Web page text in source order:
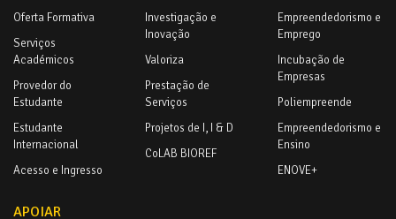
Oferta Formativa
Serviços
Académicos
Provedor do
Estudante
Estudante
Internacional
Acesso e Ingresso
Investigação e
Inovação
Valoriza
Prestação de
Serviços
Projetos de I, I & D
CoLAB BIOREF
Empreendedorismo e
Emprego
Incubação de
Empresas
Poliempreende
Empreendedorismo e
Ensino
ENOVE+
APOIAR